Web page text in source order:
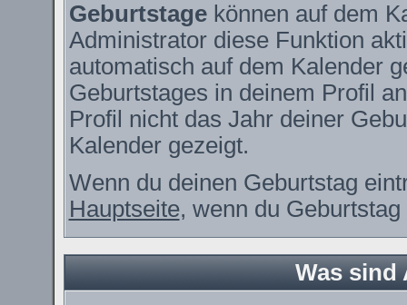
Geburtstagekönnen auf dem
Administrator diese Funktion
automatisch auf dem Kalender
Geburtstages in deinem Profil
Profil nicht das Jahr deiner
Kalender gezeigt.
Wenn du deinen Geburtstag
Hauptseite, wenn du Geburtstag
Was sind